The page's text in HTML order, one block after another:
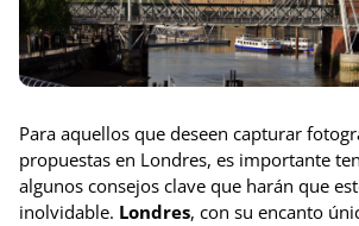
Para aquellos que deseen capturar
propuestas en Londres, es importante
algunos consejos clave que harán que
inolvidable. Londres, con su encanto